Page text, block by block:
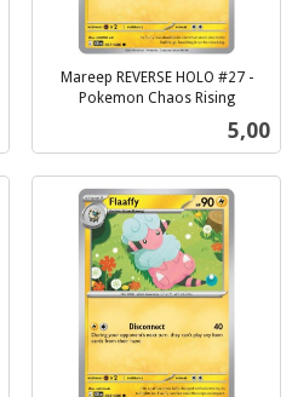
Mareep REVERSE HOLO #27 -
Pokemon Chaos Rising
Pris
5,00